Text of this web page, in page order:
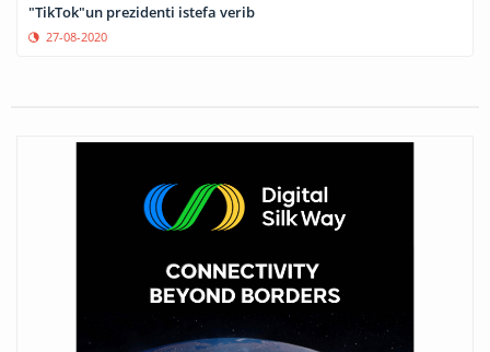
"TikTok"un prezidenti istefa verib
27-08-2020